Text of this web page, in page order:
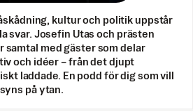
kultur och politik uppstår
svar. Josefin Utas och prästen
samtal med gäster som delar
och idéer – från det djupt
laddade. En podd för dig som vill
på ytan.